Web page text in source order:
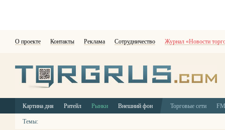
О проекте Контакты Реклама Сотрудничество Журнал «Новости
Картина дня Ритейл Рынки Внешний фон Торговые сети
Темы: